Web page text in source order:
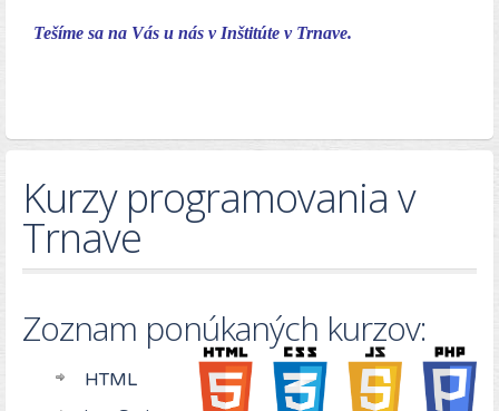
Tešíme sa na Vás u nás v Inštitúte v Trnave.
Kurzy programovania v
Trnave
Zoznam ponúkaných kurzov:
HTML